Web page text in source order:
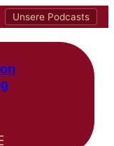
Unsere Podcasts